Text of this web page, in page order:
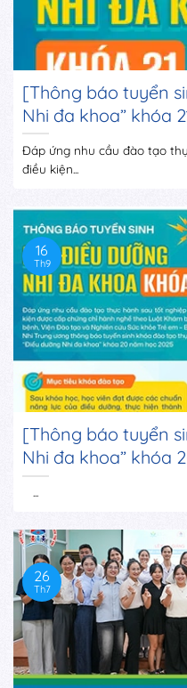
[Thông báo tuyển
Nhi đa khoa” khóa
Đáp ứng nhu cầu đào tạo
điều kiện...
[Thông báo tuyển
Nhi đa khoa” khóa
...
16
Th9
26
Th7